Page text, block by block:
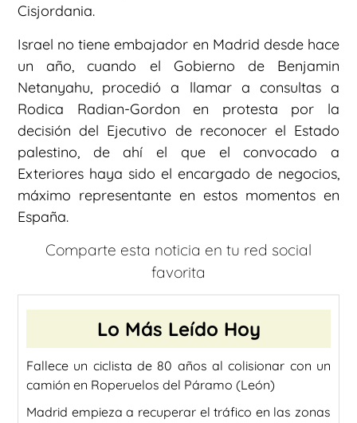
Cisjordania.
Israel no tiene embajador en Madrid desde hace
un año, cuando el Gobierno de Benjamin
Netanyahu, procedió a llamar a consultas a
Rodica Radian-Gordon en protesta por la
decisión del Ejecutivo de reconocer el Estado
palestino, de ahí el que el convocado a
Exteriores haya sido el encargado de negocios,
máximo representante en estos momentos en
España.
Comparte esta noticia en tu red social
favorita
Lo Más Leído Hoy
Fallece un ciclista de 80 años al colisionar con un
camión en Roperuelos del Páramo (León)
Madrid empieza a recuperar el tráfico en las zonas